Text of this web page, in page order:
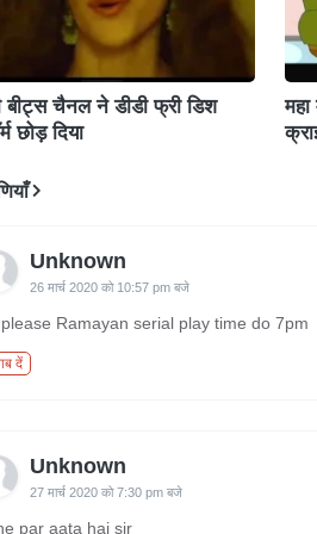
बीट्स चैनल ने डीडी फ्री डिश
छोड़ दिया
Unknown
26 मार्च 2020 को 10:57 pm बजे
Ramayan serial play time do 7pm
दें
Unknown
27 मार्च 2020 को 7:30 pm बजे
par aata hai sir